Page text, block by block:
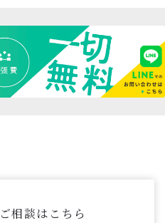
相談はこちら